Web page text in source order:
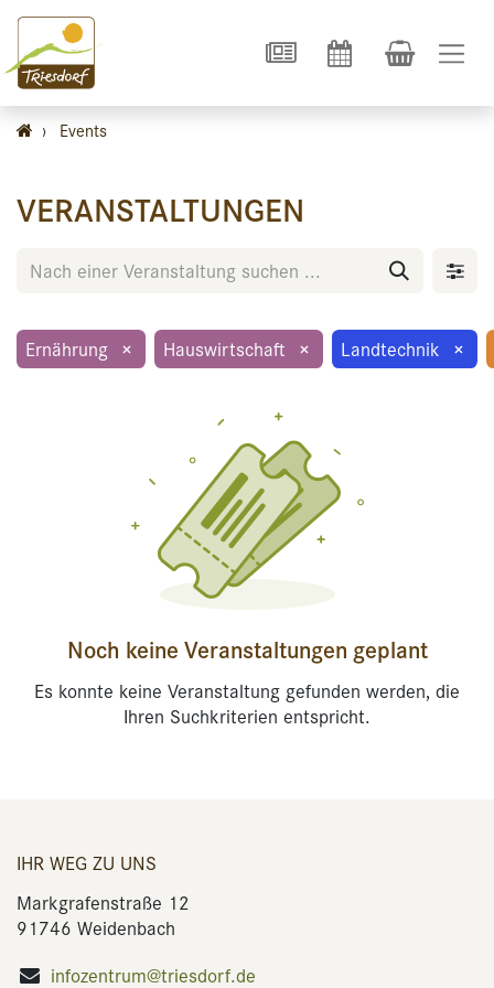
› Events
VERANSTALTUNGEN
Ernährung × Hauswirtschaft × Landtechnik ×
Noch keine Veranstaltungen geplant
Es konnte keine Veranstaltung gefunden werden, die
Ihren Suchkriterien entspricht.
IHR WEG ZU UNS
Markgrafenstraße 12
91746 Weidenbach
infozentrum@triesdorf.de